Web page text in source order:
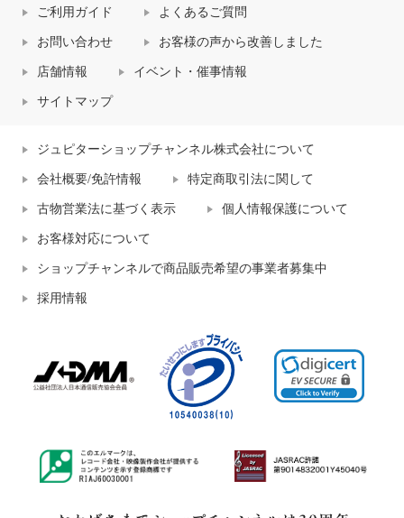
ご利用ガイド よくあるご質問
お問い合わせ お客様の声から改善しました
店舗情報 イベント・催事情報
サイトマップ
ジュピターショップチャンネル株式会社について
会社概要/免許情報 特定商取引法に関して
古物営業法に基づく表示 個人情報保護について
お客様対応について
ショップチャンネルで商品販売希望の事業者募集中
採用情報